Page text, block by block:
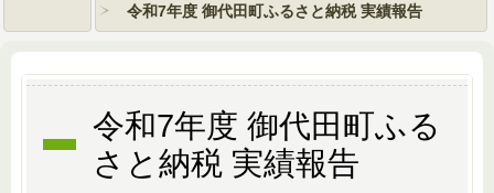
令和7年度 御代田町ふるさと納税 実績報告
令和7年度 御代田町ふる
さと納税 実績報告